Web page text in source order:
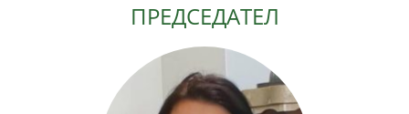
ПРЕДСЕДАТЕЛ